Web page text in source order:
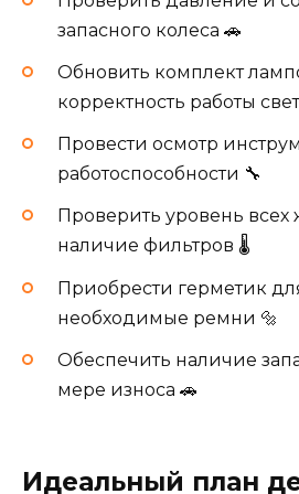
запасного колеса 🚗
Обновить комплект
корректность работы
Провести осмотр
работоспособности 🔧
Проверить уровень всех
наличие фильтров 🌡️
Приобрести герметик
необходимые ремни 🔩
Обеспечить наличие
мере износа 🚗
Идеальный план